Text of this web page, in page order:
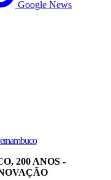
Google News
200 ANOS -